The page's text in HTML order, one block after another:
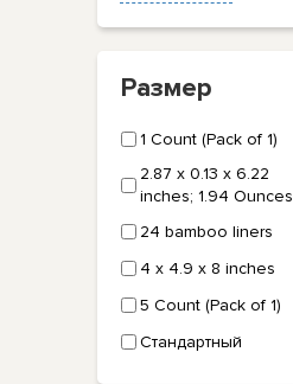
Размер
1 Count (Pack of 1)
2.87 x 0.13 x 6.22
inches; 1.94 Ounces
24 bamboo liners
4 x 4.9 x 8 inches
5 Count (Pack of 1)
Стандартный